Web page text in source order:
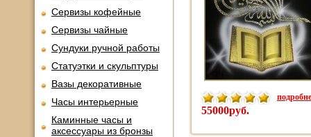
Сервизы кофейные
Сервизы чайные
Сундуки ручной работы
Статуэтки и скульптуры
Вазы декоративные
Часы интерьерные
Каминные часы и
аксессуары из бронзы
55000руб.